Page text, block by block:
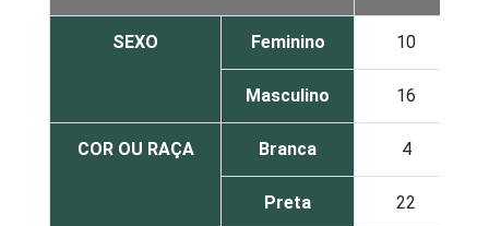
SEXO Feminino 10
Masculino 16
COR OU RAÇA Branca 4
Preta 22